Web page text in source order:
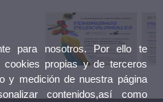
para nosotros. Por ello te
cookies propias y de terceros
y medición de nuestra página
contenidos,así como